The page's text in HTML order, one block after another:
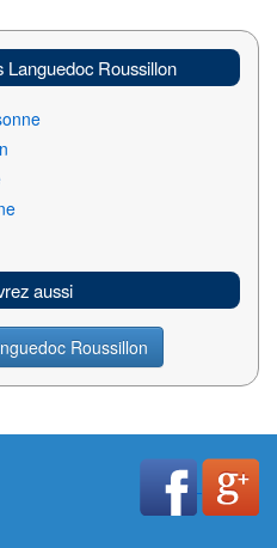
Languedoc Roussillon
aussi
Roussillon